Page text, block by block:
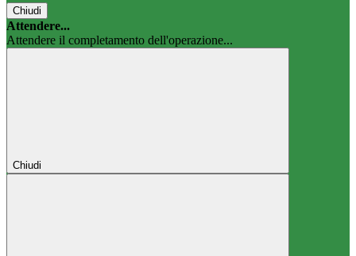
Chiudi
Attendere...
Attendere il completamento dell'operazione...
Chiudi